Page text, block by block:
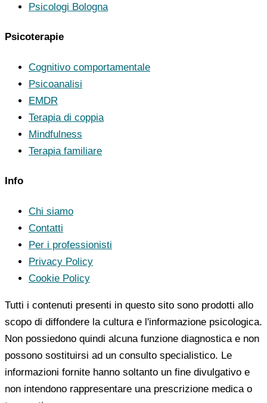
Psicologi Bologna
Psicoterapie
Cognitivo comportamentale
Psicoanalisi
EMDR
Terapia di coppia
Mindfulness
Terapia familiare
Info
Chi siamo
Contatti
Per i professionisti
Privacy Policy
Cookie Policy
Tutti i contenuti presenti in questo sito sono prodotti allo
scopo di diffondere la cultura e l'informazione psicologica.
Non possiedono quindi alcuna funzione diagnostica e non
possono sostituirsi ad un consulto specialistico. Le
informazioni fornite hanno soltanto un fine divulgativo e
non intendono rappresentare una prescrizione medica o